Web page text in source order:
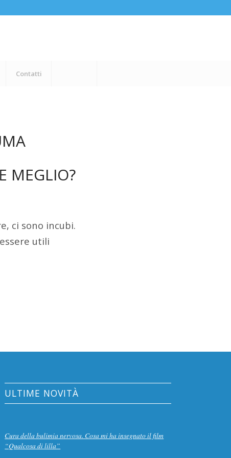
Contatti
MEGLIO?
ci sono incubi.
utili
ULTIME NOVITÀ
Cura della bulimia nervosa. Cosa mi ha insegnato il film
“Qualcosa di lilla”